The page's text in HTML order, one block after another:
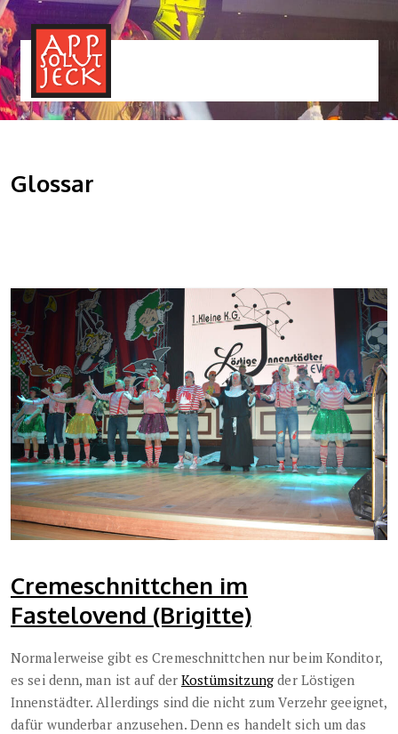
Glossar
Cremeschnittchen im
Fastelovend (Brigitte)
Normalerweise gibt es Cremeschnittchen nur beim Konditor,
es sei denn, man ist auf der Kostümsitzung der Löstigen
Innenstädter. Allerdings sind die nicht zum Verzehr geeignet,
dafür wunderbar anzusehen. Denn es handelt sich um das